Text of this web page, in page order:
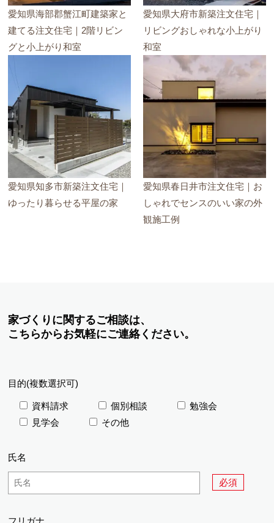
愛知県海部郡蟹江町建築家と
建てる注文住宅｜2階リビン
グと小上がり和室
愛知県大府市新築注文住宅｜
リビングおしゃれな小上がり
和室
愛知県知多市新築注文住宅｜
ゆったり暮らせる平屋の家
愛知県春日井市注文住宅｜お
しゃれでセンスのいい家の外
観施工例
家づくりに関するご相談は、
こちらからお気軽にご連絡ください。
目的(複数選択可)
資料請求 個別相談
勉強会
見学会
その他
氏名
必須